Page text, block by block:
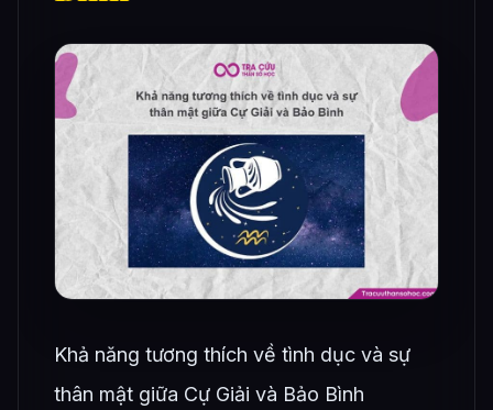
Khả năng tương thích về tình dục và sự
thân mật giữa Cự Giải và Bảo Bình